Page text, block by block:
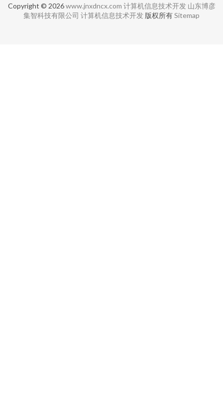
Copyright © 2026www.jnxdncx.com 计算机信息技术开发 山东博彦
集智科技有限公司 计算机信息技术开发 版权所有Sitemap